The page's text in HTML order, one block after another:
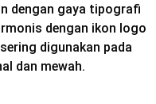
dengan gaya tipografi
dengan ikon logo
digunakan pada
dan mewah.